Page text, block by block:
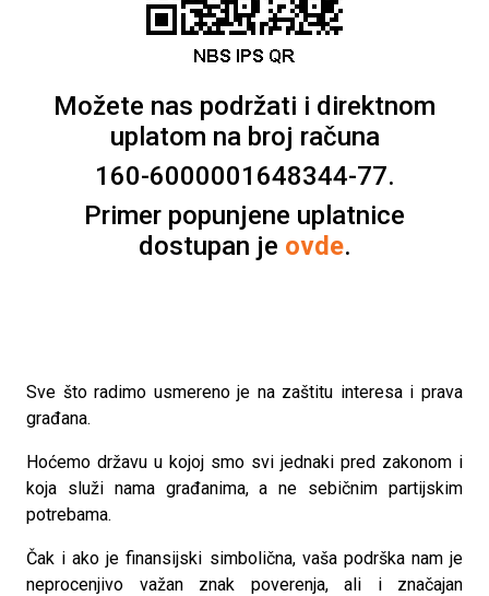
Možete nas podržati i direktnom
uplatom na broj računa
160-6000001648344-77.
Primer popunjene uplatnice
dostupan je ovde.
Sve što radimo usmereno je na zaštitu interesa i prava
građana.
Hoćemo državu u kojoj smo svi jednaki pred zakonom i
koja služi nama građanima, a ne sebičnim partijskim
potrebama.
Čak i ako je finansijski simbolična, vaša podrška nam je
neprocenjivo važan znak poverenja, ali i značajan